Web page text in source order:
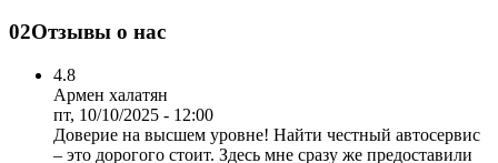
02Отзывы о нас
4.8
Армен халатян
пт, 10/10/2025 - 12:00
Доверие на высшем уровне! Найти честный автосервис
– это дорогого стоит. Здесь мне сразу же предоставили